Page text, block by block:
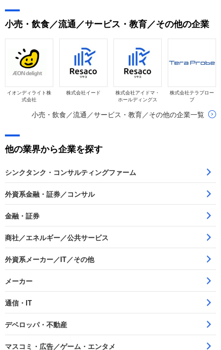
かり対策して転職を成功させましょう。
小売・飲食／流通／サービス・教育／その他の企業
イオンディライト株
式会社
株式会社イード
株式会社アイドマ・
ホールディングス
株式会社テラプロー
ブ
小売・飲食／流通／サービス・教育／その他の企業一覧
他の業界から企業を探す
シンクタンク・コンサルティングファーム
外資系金融・証券／コンサル
金融・証券
商社／エネルギー／公共サービス
外資系メーカー／IT／その他
メーカー
通信・IT
デベロッパ・不動産
マスコミ・広告／ゲーム・エンタメ